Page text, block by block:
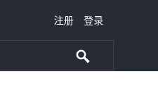
注册 登录